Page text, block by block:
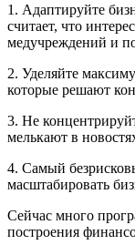
1. Адаптируйте
считает, что
медучреждений и
2. Уделяйте
которые решают
3. Не
мелькают в
4. Самый
масштабировать
Сейчас много
построения